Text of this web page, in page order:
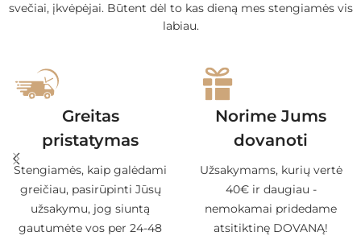
svečiai, įkvėpėjai. Būtent dėl to kas dieną mes stengiamės vis
labiau.
Greitas
pristatymas
Stengiamės, kaip galėdami
greičiau, pasirūpinti Jūsų
užsakymu, jog siuntą
gautumėte vos per 24-48
Norime Jums
dovanoti
Užsakymams, kurių vertė
40€ ir daugiau -
nemokamai pridedame
atsitiktinę DOVANĄ!